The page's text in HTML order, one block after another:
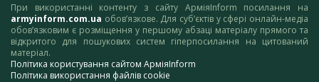
При використанні контенту з сайту АрміяInform посилання на
armyinform.com.ua обов’язкове. Для суб’єктів у сфері онлайн-медіа
обов’язковим є розміщення у першому абзаці матеріалу прямого та
відкритого для пошукових систем гіперпосилання на цитований
матеріал.
Політика користування сайтом АрміяInform
Політика використання файлів cookie